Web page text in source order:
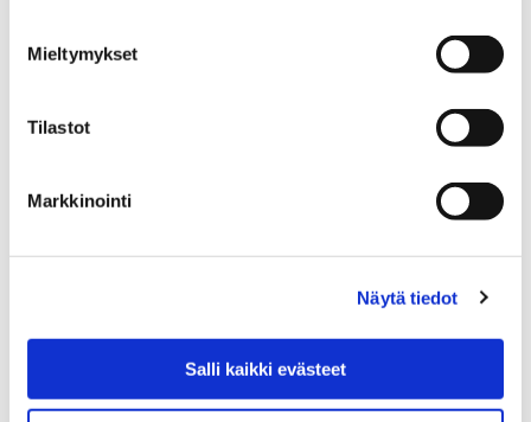
Mieltymykset
Tilastot
Markkinointi
Näytä tiedot
Salli kaikki evästeet
kaupungin tekniseltä lautakunnalta.